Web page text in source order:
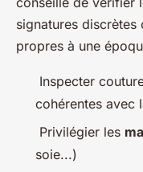
signatures
propres à une
Inspecter
cohérentes avec
Privilégier les
soie...)